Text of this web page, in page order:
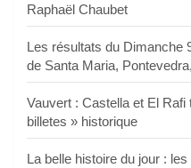
Raphaël Chaubet
Les résultats du Dimanche
de Santa Maria,
Vauvert : Castella et El
billetes » historique
La belle histoire du jour :